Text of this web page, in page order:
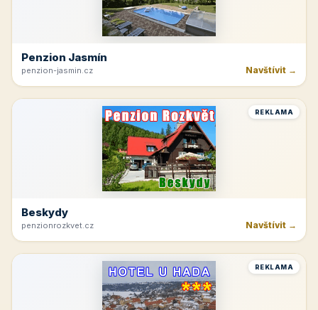
Penzion Jasmín
penzion-jasmin.cz Navštívit →
REKLAMA
Beskydy
penzionrozkvet.cz Navštívit →
REKLAMA